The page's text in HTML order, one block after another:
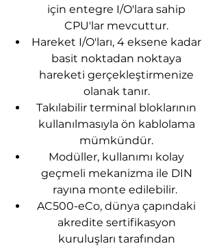
için entegre I/O'lara sahip
CPU'lar mevcuttur.
Hareket I/O'ları, 4 eksene kadar
basit noktadan noktaya
hareketi gerçekleştirmenize
olanak tanır.
Takılabilir terminal bloklarının
kullanılmasıyla ön kablolama
mümkündür.
Modüller, kullanımı kolay
geçmeli mekanizma ile DIN
rayına monte edilebilir.
AC500-eCo, dünya çapındaki
akredite sertifikasyon
kuruluşları tarafından